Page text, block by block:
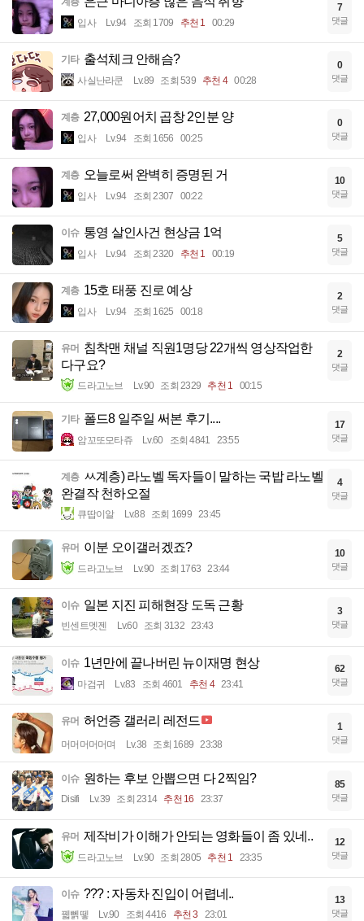
입사 Lv.94 조회 1709 추천 1 00:29
7
댓글
기타 출석체크 안해슴?
사실난라쿤 Lv.89 조회 539 추천 4 00:28
0
댓글
계층 27,000원어치 곱창 2인분 양
입사 Lv.94 조회 1656 00:25
0
댓글
계층 오늘로써 완벽히 증명된 거
입사 Lv.94 조회 2307 00:22
10
댓글
이슈 통영 살인사건 현상금 1억
입사 Lv.94 조회 2320 추천 1 00:19
5
댓글
계층 15호 태풍 진로 예상
입사 Lv.94 조회 1625 00:18
2
댓글
유머 침착맨 채널 직원1명당 22개씩 영상작업한
다구요?
드라고노브 Lv.90 조회 2329 추천 1 00:15
2
댓글
기타 폴드8 일주일 써본 후기....
암꼬또모타쥬 Lv.60 조회 4841 23:55
17
댓글
계층 ㅆ계층) 라노벨 독자들이 말하는 국밥 라노벨
완결작 천하오절
큐땁이알 Lv.88 조회 1699 23:45
4
댓글
유머 이분 오이갤러겠죠?
드라고노브 Lv.90 조회 1763 23:44
10
댓글
이슈 일본 지진 피해현장 도독 근황
빈센트멧젠 Lv.60 조회 3132 23:43
3
댓글
이슈 1년만에 끝나버린 뉴이재명 현상
마검귀 Lv.83 조회 4601 추천 4 23:41
62
댓글
유머 허언증 갤러리 레전드
머머머머머며 Lv.38 조회 1689 23:38
1
댓글
이슈 원하는 후보 안뽑으면 다 2찍임?
Disifi Lv.39 조회 2314 추천 16 23:37
85
댓글
유머 제작비가 이해가 안되는 영화들이 좀 있네..
드라고노브 Lv.90 조회 2805 추천 1 23:35
12
댓글
이슈 ??? : 자동차 진입이 어렵네..
꿻뻵뗗 Lv.90 조회 4416 추천 3 23:01
13
댓글